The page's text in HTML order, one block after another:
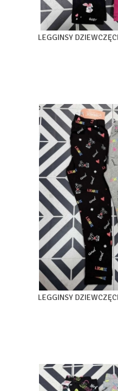
LEGGINSY
LEGGINSY